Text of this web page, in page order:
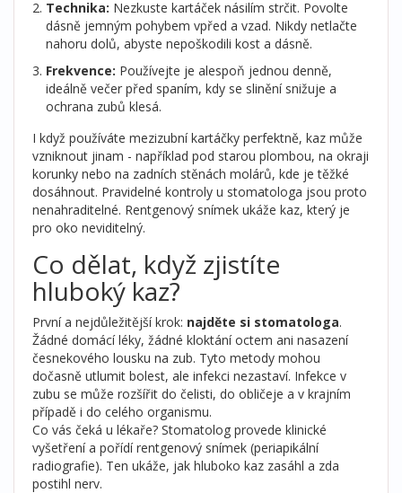
Technika: Nezkuste kartáček násilím strčit. Povolte
dásně jemným pohybem vpřed a vzad. Nikdy netlačte
nahoru dolů, abyste nepoškodili kost a dásně.
Frekvence: Používejte je alespoň jednou denně,
ideálně večer před spaním, kdy se slinění snižuje a
ochrana zubů klesá.
I když používáte mezizubní kartáčky perfektně, kaz může
vzniknout jinam - například pod starou plombou, na okraji
korunky nebo na zadních stěnách molárů, kde je těžké
dosáhnout. Pravidelné kontroly u stomatologa jsou proto
nenahraditelné. Rentgenový snímek ukáže kaz, který je
pro oko neviditelný.
Co dělat, když zjistíte
hluboký kaz?
První a nejdůležitější krok: najděte si stomatologa.
Žádné domácí léky, žádné kloktání octem ani nasazení
česnekového lousku na zub. Tyto metody mohou
dočasně utlumit bolest, ale infekci nezastaví. Infekce v
zubu se může rozšířit do čelisti, do obličeje a v krajním
případě i do celého organismu.
Co vás čeká u lékaře? Stomatolog provede klinické
vyšetření a pořídí rentgenový snímek (periapikální
radiografie). Ten ukáže, jak hluboko kaz zasáhl a zda
postihl nerv.